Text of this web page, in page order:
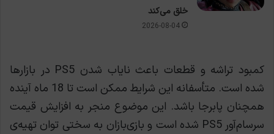
خلق می‌کند
2026-08-04
کمبود تراشه و قطعات باعث نایاب شدن PS5 در بازارها
شده است. متأسفانه این شرایط ممکن است تا 18 ماه آینده
همچنان پابرجا باشد. این موضوع منجر به افزایش قیمت
سرسام‌آور PS5 شده است و بازی‌بازان به سختی توان تهیه‌ی